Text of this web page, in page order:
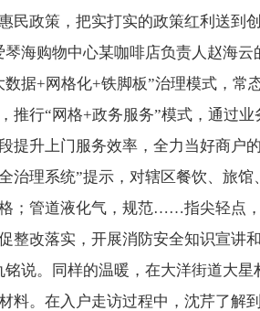
民政策，把实打实的政策红利送到
琴海购物中心某咖啡店负责人赵海
数据+网格化+铁脚板”治理模式，常
推行“网格+政务服务”模式，通过
提升上门服务效率，全力当好商户
治理系统”提示，对辖区餐饮、旅
；管道液化气，规范……指尖轻点
整改落实，开展消防安全知识宣讲
铭说。同样的温暖，在大洋街道大
料。在入户走访过程中，沈芹了解